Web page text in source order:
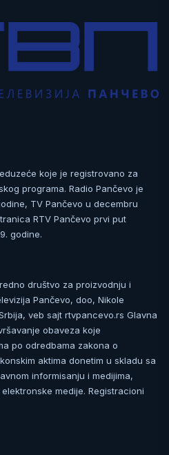
koje je registrovano za
programa. Radio Pančevo je
TV Pančevo u decembru
RTV Pančevo prvi put
godine.
društvo za proizvodnju i
Pančevo, doo, Nikole
veb sajt rtvpancevo.rs Glavna
obaveza koje
po odredbama zakona o
aktima donetim u skladu sa
informisanju i medijima,
medije. Registracioni